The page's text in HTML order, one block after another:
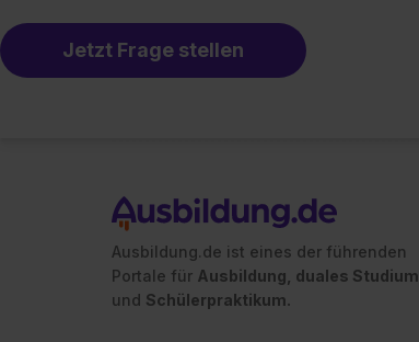
Jetzt Frage stellen
Ausbildung.de ist eines der führenden
Portale für Ausbildung, duales Studium
und Schülerpraktikum.